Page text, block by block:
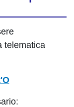
telematica